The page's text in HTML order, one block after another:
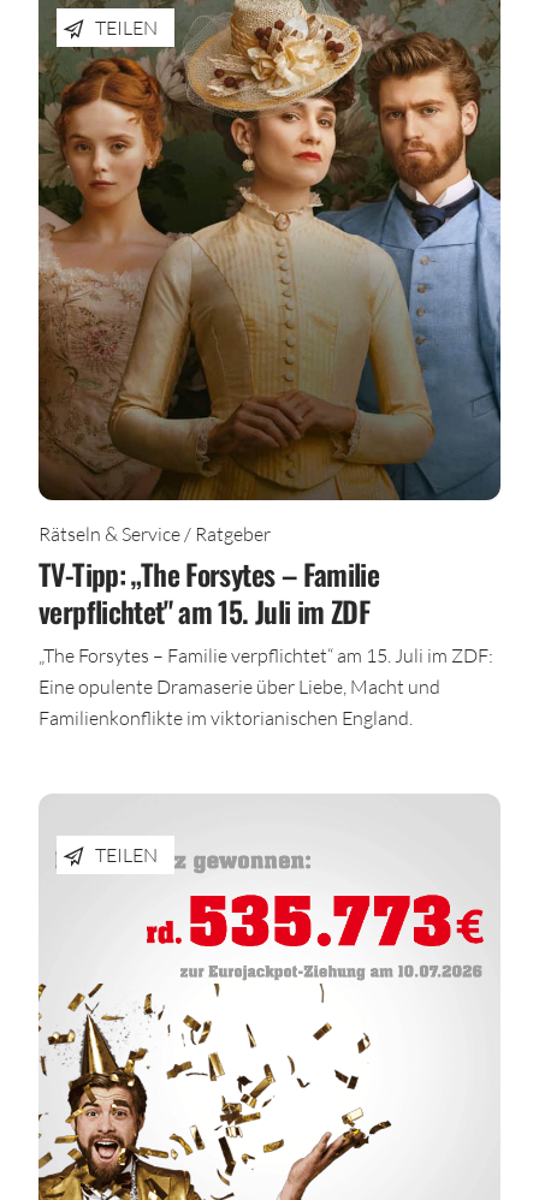
TEILEN
Rätseln & Service / Ratgeber
TV-Tipp: „The Forsytes – Familie
verpflichtet" am 15. Juli im ZDF
„The Forsytes – Familie verpflichtet“ am 15. Juli im ZDF:
Eine opulente Dramaserie über Liebe, Macht und
Familienkonflikte im viktorianischen England.
TEILEN